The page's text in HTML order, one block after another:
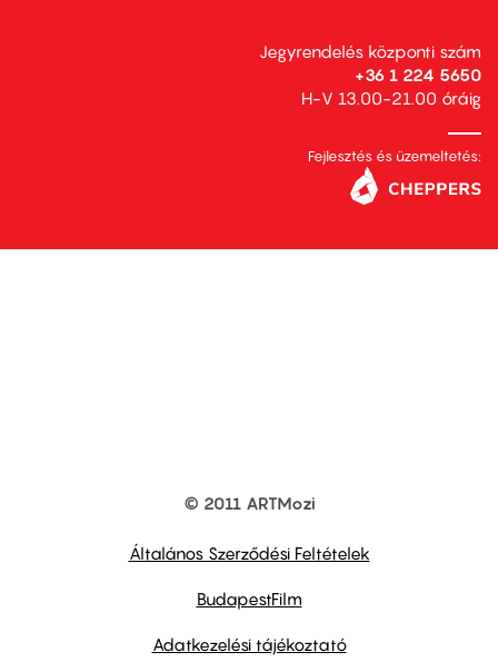
Jegyrendelés központi szám
+36 1 224 5650
H-V 13.00-21.00 óráig
Fejlesztés és üzemeltetés:
© 2011 ARTMozi
Általános Szerződési Feltételek
BudapestFilm
Adatkezelési tájékoztató